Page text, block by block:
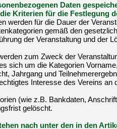
Daten
Kriterien für die Festlegung
werden für die Dauer der
gemäß den
der Veranstaltung und der
zum Zweck der
sich um die Kategorien
Jahrgang und
Interesse des Vereins
(wie z.B. Bankdaten,
gelöscht.
nach unter den in den